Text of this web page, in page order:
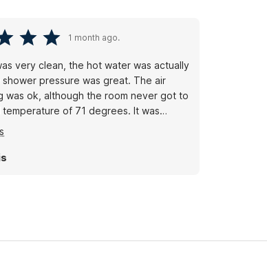
1 month ago.
very clean, the hot water was actually
pressure was great. The air
was ok, although the room never got to
of 71 degrees. It was
though. The location was close to
about a 15 minute drive. I would stay